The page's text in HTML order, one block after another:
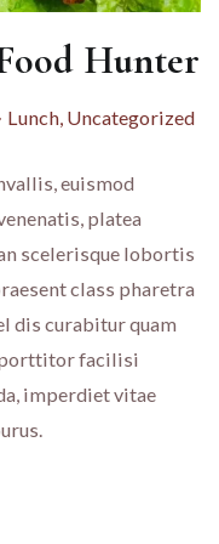
Hunter
Lunch, Uncategorized
euismod
platea
scelerisque lobortis
class pharetra
dis curabitur quam
porttitor facilisi
imperdiet vitae